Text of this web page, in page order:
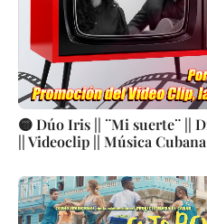
🟡 Dúo Iris || ¨Mi suerte¨ ||
|| Videoclip || Música